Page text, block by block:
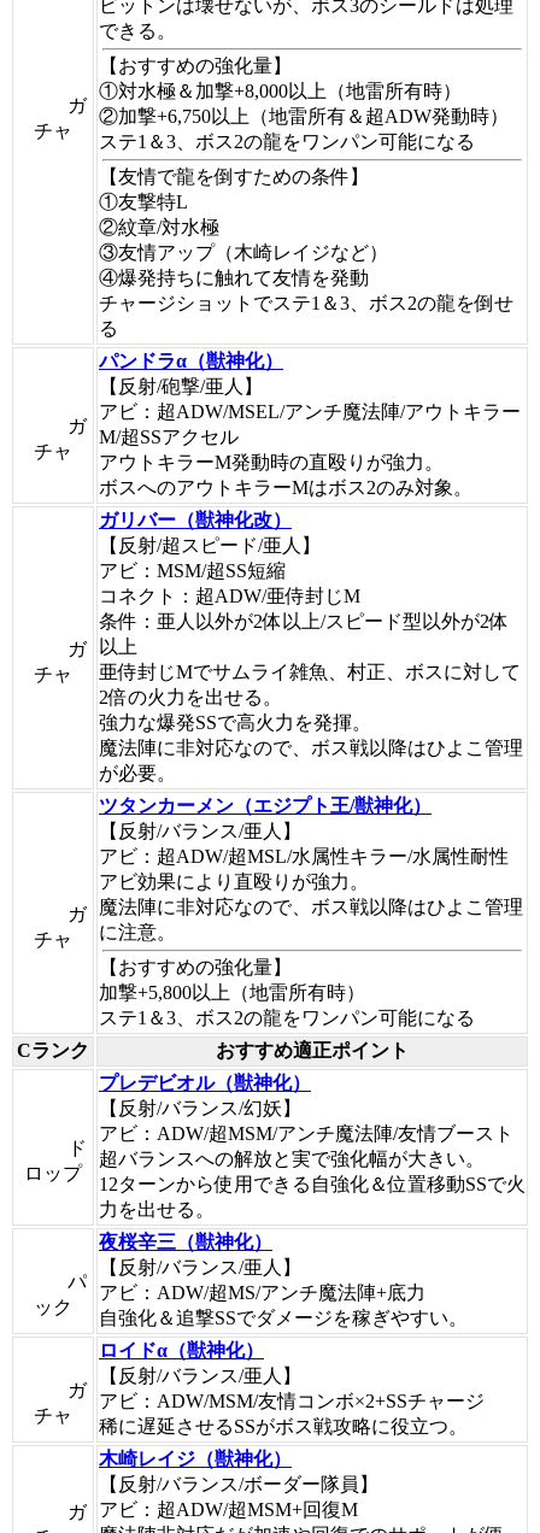
ガ
チャ
ビットンは壊せないが、ボス3のシールドは処理
できる。
【おすすめの強化量】
①対水極＆加撃+8,000以上（地雷所有時）
②加撃+6,750以上（地雷所有＆超ADW発動時）
ステ1＆3、ボス2の龍をワンパン可能になる
【友情で龍を倒すための条件】
①友撃特L
②紋章/対水極
③友情アップ（木崎レイジなど）
④爆発持ちに触れて友情を発動
チャージショットでステ1＆3、ボス2の龍を倒せ
る
ガ
チャ
パンドラα（獣神化）
【反射/砲撃/亜人】
アビ：超ADW/MSEL/アンチ魔法陣/アウトキラー
M/超SSアクセル
アウトキラーM発動時の直殴りが強力。
ボスへのアウトキラーMはボス2のみ対象。
ガ
チャ
ガリバー（獣神化改）
【反射/超スピード/亜人】
アビ：MSM/超SS短縮
コネクト：超ADW/亜侍封じM
条件：亜人以外が2体以上/スピード型以外が2体
以上
亜侍封じMでサムライ雑魚、村正、ボスに対して
2倍の火力を出せる。
強力な爆発SSで高火力を発揮。
魔法陣に非対応なので、ボス戦以降はひよこ管理
が必要。
ガ
チャ
ツタンカーメン（エジプト王/獣神化）
【反射/バランス/亜人】
アビ：超ADW/超MSL/水属性キラー/水属性耐性
アビ効果により直殴りが強力。
魔法陣に非対応なので、ボス戦以降はひよこ管理
に注意。
【おすすめの強化量】
加撃+5,800以上（地雷所有時）
ステ1＆3、ボス2の龍をワンパン可能になる
Cランク
おすすめ適正ポイント
ド
ロップ
プレデビオル（獣神化）
【反射/バランス/幻妖】
アビ：ADW/超MSM/アンチ魔法陣/友情ブースト
超バランスへの解放と実で強化幅が大きい。
12ターンから使用できる自強化＆位置移動SSで火
力を出せる。
パ
ック
夜桜辛三（獣神化）
【反射/バランス/亜人】
アビ：ADW/超MS/アンチ魔法陣+底力
自強化＆追撃SSでダメージを稼ぎやすい。
ガ
チャ
ロイドα（獣神化）
【反射/バランス/亜人】
アビ：ADW/MSM/友情コンボ×2+SSチャージ
稀に遅延させるSSがボス戦攻略に役立つ。
ガ
木崎レイジ（獣神化）
【反射/バランス/ボーダー隊員】
アビ：超ADW/超MSM+回復M